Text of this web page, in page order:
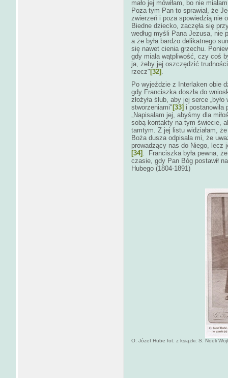
mało jej mówiłam, bo nie
Poza tym Pan to sprawiał, że
zwierzeń i poza spowiedzią nie
Biedne dziecko, zaczęła się
według myśli Pana Jezusa, nie
a że była bardzo delikatnego
się nawet cienia grzechu.
gdy miała wątpliwość, czy coś
ja, żeby jej oszczędzić
rzecz" [32] .
Po wyjeździe z Interlaken obie
gdy Franciszka doszła do
złożyła ślub, aby jej serce
stworzeniami" [33] i
„Napisałam jej, abyśmy dla
sobą kontakty na tym świecie,
tamtym. Z jej listu widziałam,
Boża dusza odpisała mi, że
prowadzący nas do Niego, lecz
[34] . Franciszka była pewna,
czasie, gdy Pan Bóg postawił
Hubego (1804-1891)
O. Józef Hube fot. z książki: S. Noeli